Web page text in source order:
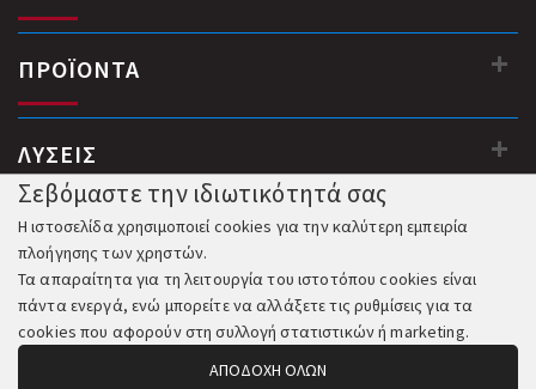
ΠΡΟΪΟΝΤΑ
ΛΥΣΕΙΣ
Σεβόμαστε την ιδιωτικότητά σας
Η ιστοσελίδα χρησιμοποιεί cookies για την καλύτερη εμπειρία
πλοήγησης των χρηστών.
Τα απαραίτητα για τη λειτουργία του ιστοτόπου cookies είναι
πάντα ενεργά, ενώ μπορείτε να αλλάξετε τις ρυθμίσεις για τα
cookies που αφορούν στη συλλογή στατιστικών ή marketing.
ΑΠΟΔΟΧΗ ΟΛΩΝ